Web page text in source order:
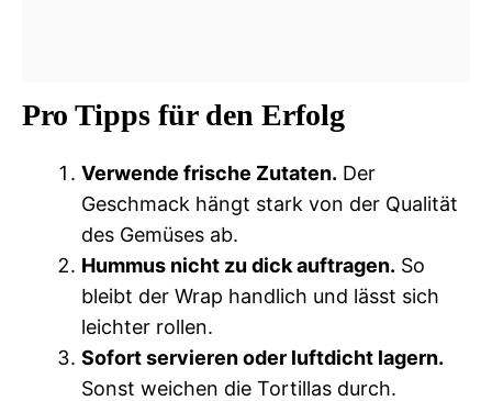
Pro Tipps für den Erfolg
Verwende frische Zutaten. Der
Geschmack hängt stark von der Qualität
des Gemüses ab.
Hummus nicht zu dick auftragen. So
bleibt der Wrap handlich und lässt sich
leichter rollen.
Sofort servieren oder luftdicht lagern.
Sonst weichen die Tortillas durch.